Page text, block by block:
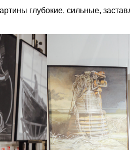
глубокие, сильные,